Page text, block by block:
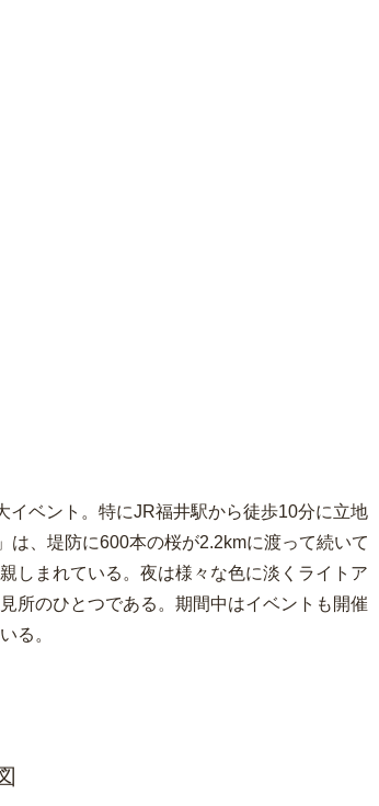
イベント。特にJR福井駅から徒歩10分に立地
、堤防に600本の桜が2.2kmに渡って続いて
しまれている。夜は様々な色に淡くライトア
所のひとつである。期間中はイベントも開催
る。